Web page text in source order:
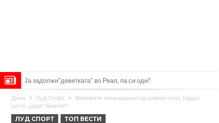
Ја задолжи”деветката” во Реал, па си оди?
Арсенал ја одреди цената за шпанскиот репрезентативец: Реал и
Челси го сакаат
Нема ништо од Алварес! Деко и Флик веќе го “активираа”
Дома Луд Спорт
Фановите изненадени од новиот стил: Надал
си го „удри“ бричот?
ЛУД СПОРТ ТОП ВЕСТИ